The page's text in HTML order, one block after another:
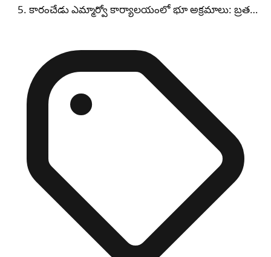
కారంచేడు ఎమ్మార్వో కార్యాలయంలో భూ అక్రమాలు: బ్రత…